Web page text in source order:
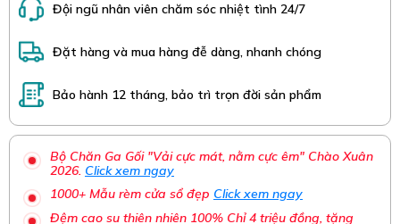
Đội ngũ nhân viên chăm sóc nhiệt tình 24/7
Đặt hàng và mua hàng đễ dàng, nhanh chóng
Bảo hành 12 tháng, bảo trì trọn đời sản phẩm
Bộ Chăn Ga Gối "Vải cực mát, nằm cực êm" Chào Xuân
2026. Click xem ngay
1000+ Mẫu rèm cửa sổ đẹp Click xem ngay
Đệm cao su thiên nhiên 100% Chỉ 4 triệu đồng, tặng